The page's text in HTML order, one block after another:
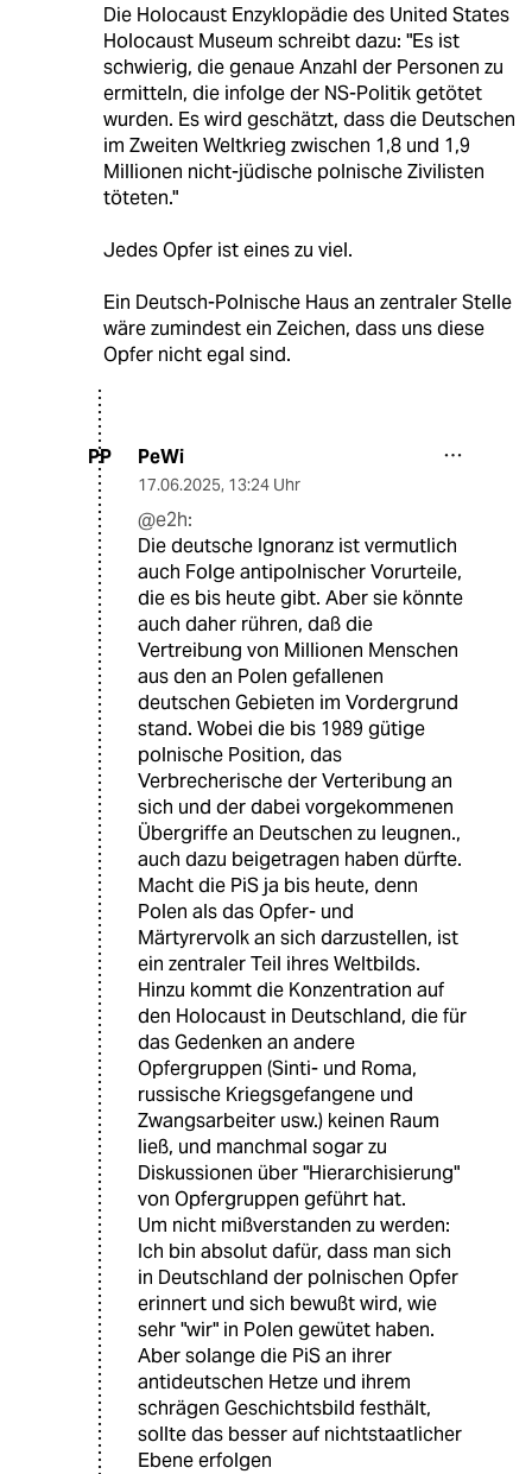
Die Holocaust Enzyklopädie des United States
Holocaust Museum schreibt dazu: "Es ist
schwierig, die genaue Anzahl der Personen zu
ermitteln, die infolge der NS-Politik getötet
wurden. Es wird geschätzt, dass die Deutschen
im Zweiten Weltkrieg zwischen 1,8 und 1,9
Millionen nicht-jüdische polnische Zivilisten
töteten."
Jedes Opfer ist eines zu viel.
Ein Deutsch-Polnische Haus an zentraler Stelle
wäre zumindest ein Zeichen, dass uns diese
Opfer nicht egal sind.
PP PeWi
17.06.2025, 13:24 Uhr
@e2h:
Die deutsche Ignoranz ist vermutlich
auch Folge antipolnischer Vorurteile,
die es bis heute gibt. Aber sie könnte
auch daher rühren, daß die
Vertreibung von Millionen Menschen
aus den an Polen gefallenen
deutschen Gebieten im Vordergrund
stand. Wobei die bis 1989 gütige
polnische Position, das
Verbrecherische der Verteribung an
sich und der dabei vorgekommenen
Übergriffe an Deutschen zu leugnen.,
auch dazu beigetragen haben dürfte.
Macht die PiS ja bis heute, denn
Polen als das Opfer- und
Märtyrervolk an sich darzustellen, ist
ein zentraler Teil ihres Weltbilds.
Hinzu kommt die Konzentration auf
den Holocaust in Deutschland, die für
das Gedenken an andere
Opfergruppen (Sinti- und Roma,
russische Kriegsgefangene und
Zwangsarbeiter usw.) keinen Raum
ließ, und manchmal sogar zu
Diskussionen über "Hierarchisierung"
von Opfergruppen geführt hat.
Um nicht mißverstanden zu werden:
Ich bin absolut dafür, dass man sich
in Deutschland der polnischen Opfer
erinnert und sich bewußt wird, wie
sehr "wir" in Polen gewütet haben.
Aber solange die PiS an ihrer
antideutschen Hetze und ihrem
schrägen Geschichtsbild festhält,
sollte das besser auf nichtstaatlicher
Ebene erfolgen